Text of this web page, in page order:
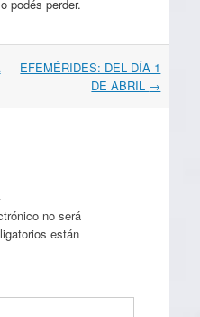
podés perder.
EFEMÉRIDES: DEL DÍA 1
DE ABRIL →
no será
están